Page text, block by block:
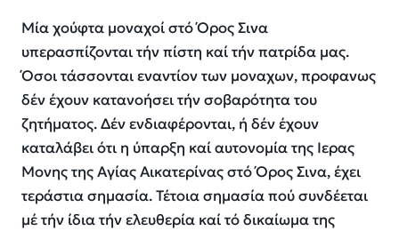
Μία χούφτα μοναχοί στό Όρος Σινα
υπερασπίζονται τήν πίστη καί τήν πατρίδα μας.
Όσοι τάσσονται εναντίον των μοναχων, προφανως
δέν έχουν κατανοήσει τήν σοβαρότητα του
ζητήματος. Δέν ενδιαφέρονται, ή δέν έχουν
καταλάβει ότι η ύπαρξη καί αυτονομία της Ιερας
Μονης της Αγίας Αικατερίνας στό Όρος Σινα, έχει
τεράστια σημασία. Τέτοια σημασία πού συνδέεται
μέ τήν ίδια τήν ελευθερία καί τό δικαίωμα της